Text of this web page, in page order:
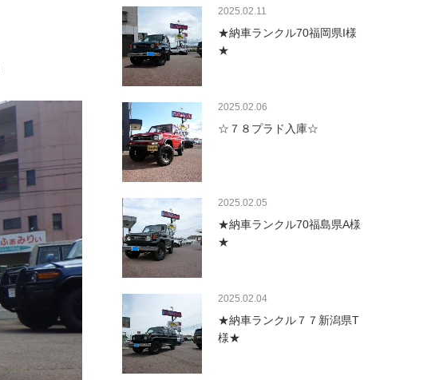
2025.02.11
★納車ランクル70福岡県I様
★
2025.02.06
☆７８プラド入庫☆
2025.02.05
★納車ランクル70福島県A様
★
2025.02.04
★納車ランクル７７新潟県T
様★